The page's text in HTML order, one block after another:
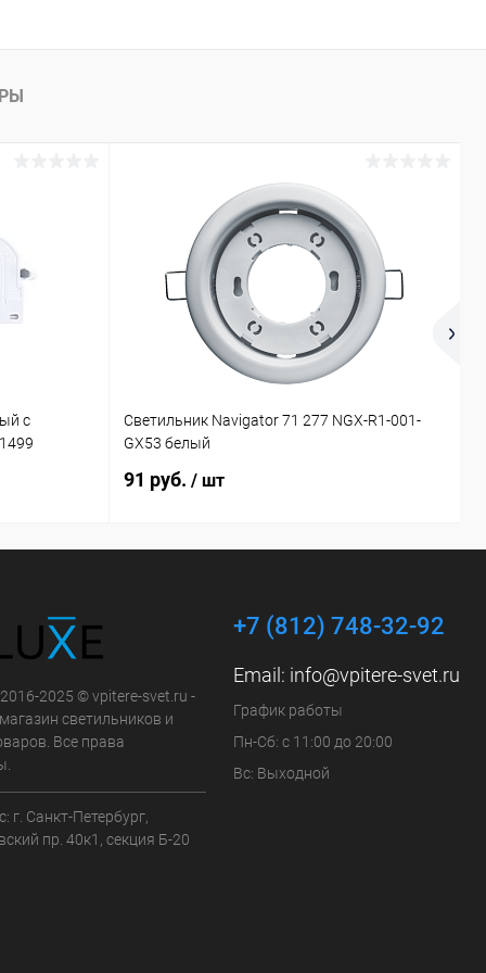
с
Светильник Navigator 71 277 NGX-R1-001-
GX53 белый
91 руб. / шт
2025 © vpitere-svet.ru -
светильников и
Все права
г. Санкт-Петербург,
пр. 40к1, секция Б-20
+7 (812) 748-32-92
Email: info@vpitere-svet.ru
График работы
Пн-Сб: с 11:00 до 20:00
Вс: Выходной